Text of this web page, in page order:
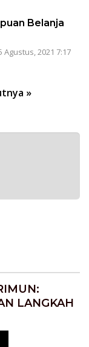
Belanja
Agustus, 2021 7:17
»
LANGKAH